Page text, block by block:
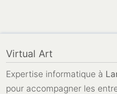
Virtual Art
Expertise informatique à
pour accompagner les